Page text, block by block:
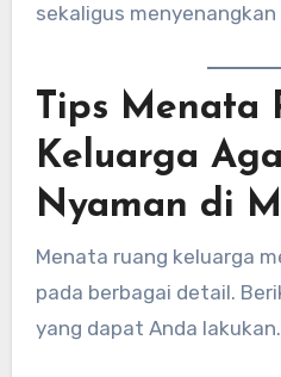
sekaligus
Tips Menata
Keluarga
Nyaman di
Menata ruang keluarga
pada berbagai detail.
yang dapat Anda lakukan.